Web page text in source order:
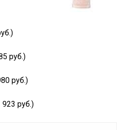
руб.)
руб.)
руб.)